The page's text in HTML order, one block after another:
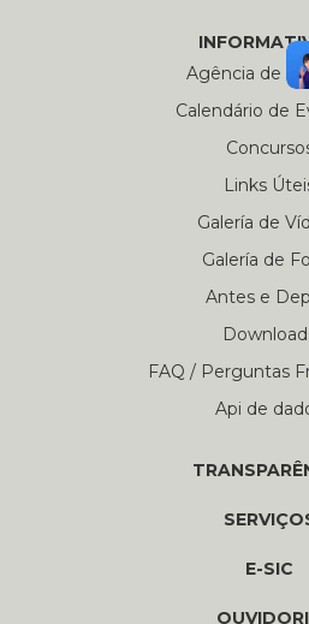
Agência de
Calendário de
Links
Galería de
Galería de
Antes e
FAQ / Perguntas
Api de
E-SIC